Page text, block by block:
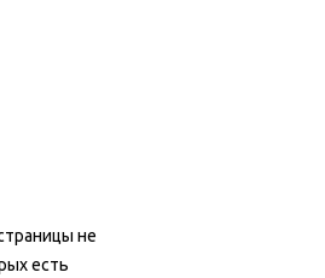
не
есть